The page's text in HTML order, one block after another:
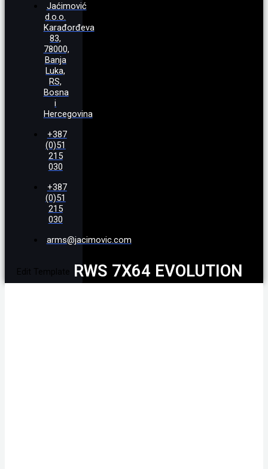
Jaćimović
d.o.o.
Karađorđeva
83,
78000,
Banja
Luka,
RS,
Bosna
i
Hercegovina
+387
(0)51
215
030
+387
(0)51
215
030
arms@jacimovic.com
Edit Template RWS 7X64 EVOLUTION